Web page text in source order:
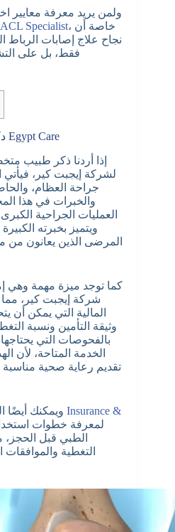
ولمن يريد معرفة معايير
Specialist، خاصة أن
نجاح علاج إصابات الرباط
فقط، بل على
دكتور رباط صليبي تابع لتأمين Egypt Care
إذا أردنا ذكر طبيب
لشركة إيجبت كير،
جراحة العظام،
والخبرات في هذا
العمليات الجراحية
ويتميز بخبرته
المرضى الذين يعانون
كما توجد ميزة مهمة وهي
شركة إيجبت كير،
المالية التي يمكن
وثيقة التأمين ونسبة
بالفحوصات التي
الخدمة المتاحة،
تقديم رعاية صحية
Insurance &
الطبي قبل
التغطية